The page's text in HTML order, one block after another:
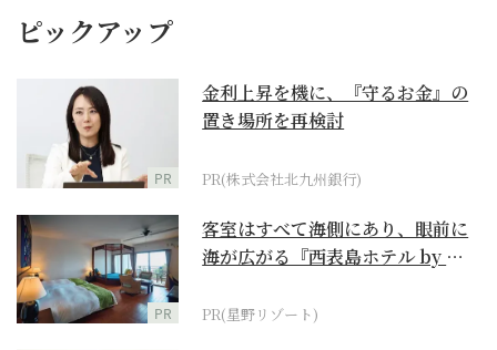
ピックアップ
PR
金利上昇を機に、『守るお金』の
置き場所を再検討
PR(株式会社北九州銀行)
PR
客室はすべて海側にあり、眼前に
海が広がる『西表島ホテル by 星
PR(星野リゾート)